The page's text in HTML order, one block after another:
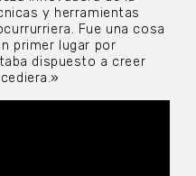
y herramientas
Fue una cosa
primer lugar por
dispuesto a creer